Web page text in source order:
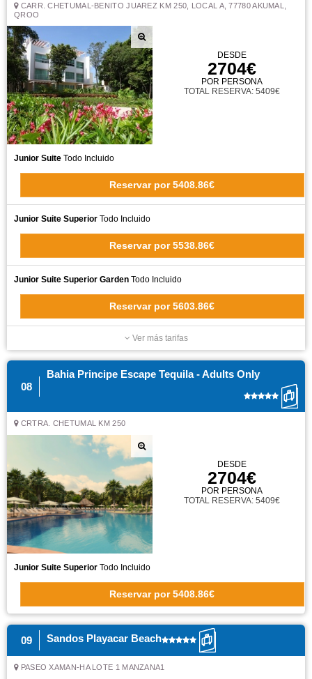
CARR. CHETUMAL-BENITO JUAREZ KM 250, LOCAL A, 77780 AKUMAL,
QROO
DESDE
2704€
POR PERSONA
TOTAL RESERVA: 5409€
Junior Suite Todo Incluido
Reservar por 5408.86€
Junior Suite Superior Todo Incluido
Reservar por 5538.86€
Junior Suite Superior Garden Todo Incluido
Reservar por 5603.86€
Ver más tarifas
08
Bahia Principe Escape Tequila - Adults Only
CRTRA. CHETUMAL KM 250
DESDE
2704€
POR PERSONA
TOTAL RESERVA: 5409€
Junior Suite Superior Todo Incluido
Reservar por 5408.86€
09 Sandos Playacar Beach
PASEO XAMAN-HA LOTE 1 MANZANA1